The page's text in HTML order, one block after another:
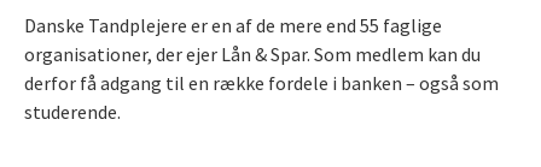
Danske Tandplejere er en af de mere end 55 faglige
organisationer, der ejer Lån & Spar. Som medlem kan du
derfor få adgang til en række fordele i banken – også som
studerende.